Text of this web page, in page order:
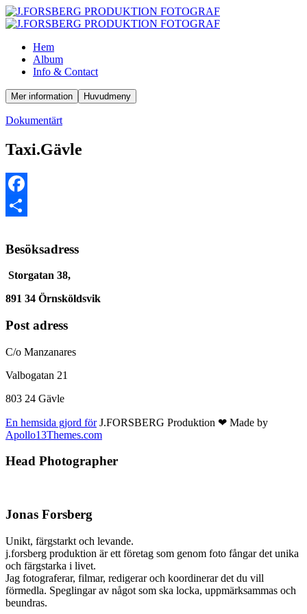
Hem
Album
Info & Contact
Mer information Huvudmeny
Dokumentärt
Taxi.Gävle
Facebook
Besöksadress
Storgatan 38,
891 34 Örnsköldsvik
Post adress
C/o Manzanares
Valbogatan 21
803 24 Gävle
En hemsida gjord förJ.FORSBERG Produktion ❤ Made by
Apollo13Themes.com
Head Photographer
Jonas Forsberg
Unikt, färgstarkt och levande.
j.forsberg produktion är ett företag som genom foto fångar det unika
och färgstarka i livet.
Jag fotograferar, filmar, redigerar och koordinerar det du vill
förmedla. Speglingar av något som ska locka, uppmärksammas och
beundras.